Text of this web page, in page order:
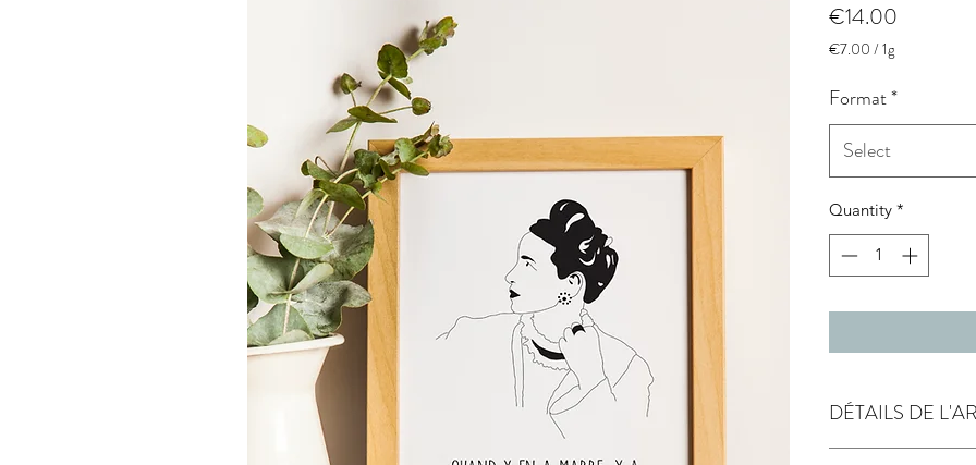
€14.00
€7.00 /1g
per
1
Gram
Format*
Select
Quantity *
DÉTAILS DE